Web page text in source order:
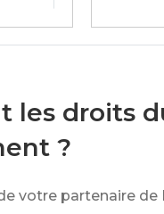
les droits
?
votre partenaire de